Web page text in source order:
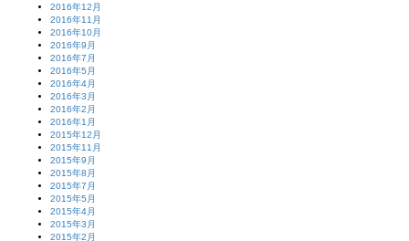
2016年12月
2016年11月
2016年10月
2016年9月
2016年7月
2016年5月
2016年4月
2016年3月
2016年2月
2016年1月
2015年12月
2015年11月
2015年9月
2015年8月
2015年7月
2015年5月
2015年4月
2015年3月
2015年2月